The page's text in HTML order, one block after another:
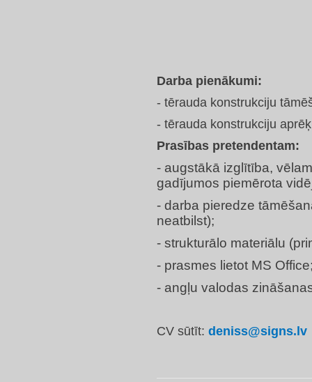
Darba pienākumi:
- tērauda konstrukciju
- tērauda konstrukciju
Prasības pretendentam:
- augstākā izglītība,
gadījumos piemērota
- darba pieredze
neatbilst);
- strukturālo materiālu
- prasmes lietot MS
- angļu valodas
CV sūtīt: deniss@signs.lv